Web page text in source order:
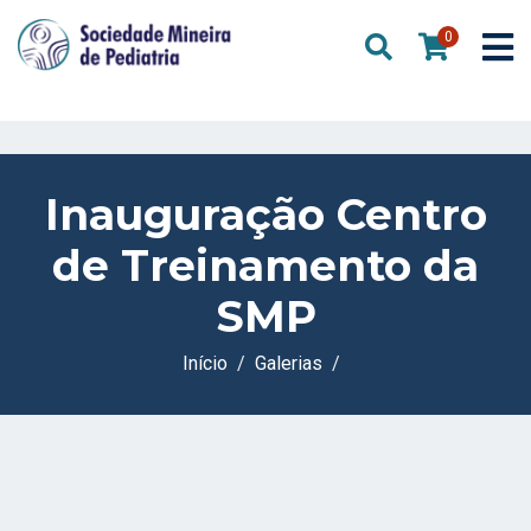
0
Inauguração Centro
de Treinamento da
SMP
Início Galerias